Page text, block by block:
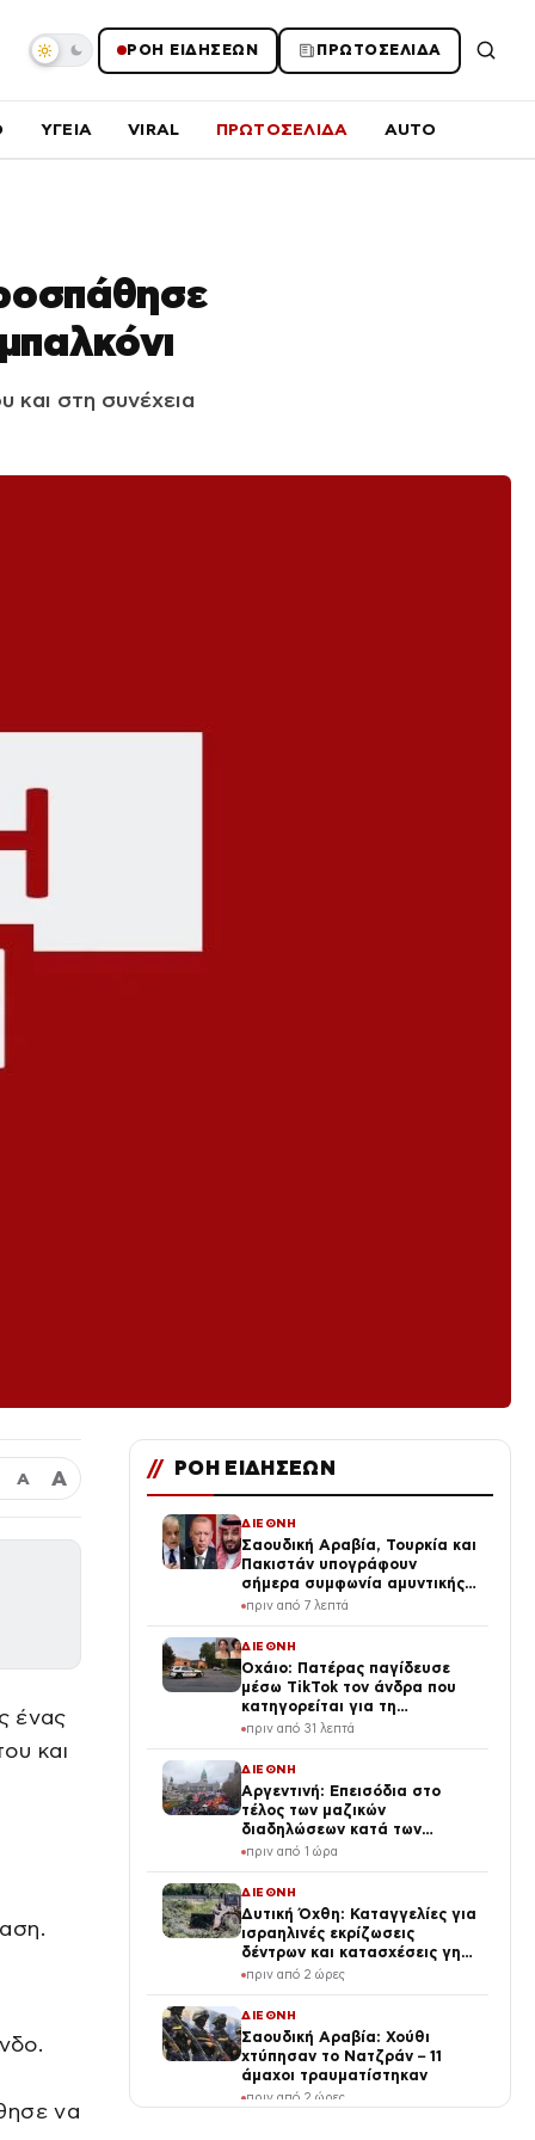
ΡΟΗ ΕΙΔΗΣΕΩΝ ΠΡΩΤΟΣΕΛΙΔΑ
ΥΓΕΙΑ VIRAL ΠΡΩΤΟΣΕΛΙΔΑ AUTO
και στη συνέχεια
Α Α
ένας
και
να
// ΡΟΗ ΕΙΔΗΣΕΩΝ
ΔΙΕΘΝΗ
Σαουδική Αραβία, Τουρκία και
Πακιστάν υπογράφουν
σήμερα συμφωνία αμυντικής
συνεργασίας εν μέσω της
πριν από 7 λεπτά
ΔΙΕΘΝΗ
Οχάιο: Πατέρας παγίδευσε
μέσω TikTok τον άνδρα που
κατηγορείται για τη
σεξουαλική κακοποίηση της
πυροβόλησε
πριν από 31 λεπτά
ΔΙΕΘΝΗ
Αργεντινή: Επεισόδια στο
τέλος των μαζικών
διαδηλώσεων κατά των
μεταρρυθμίσεων Μιλέι, βίντεο
πριν από 1 ώρα
ΔΙΕΘΝΗ
Δυτική Όχθη: Καταγγελίες για
ισραηλινές εκρίζωσεις
δέντρων και κατασχέσεις γης
στην Τζενίν
πριν από 2 ώρες
ΔΙΕΘΝΗ
Σαουδική Αραβία: Χούθι
χτύπησαν το Νατζράν – 11
άμαχοι τραυματίστηκαν
πριν από 2 ώρες